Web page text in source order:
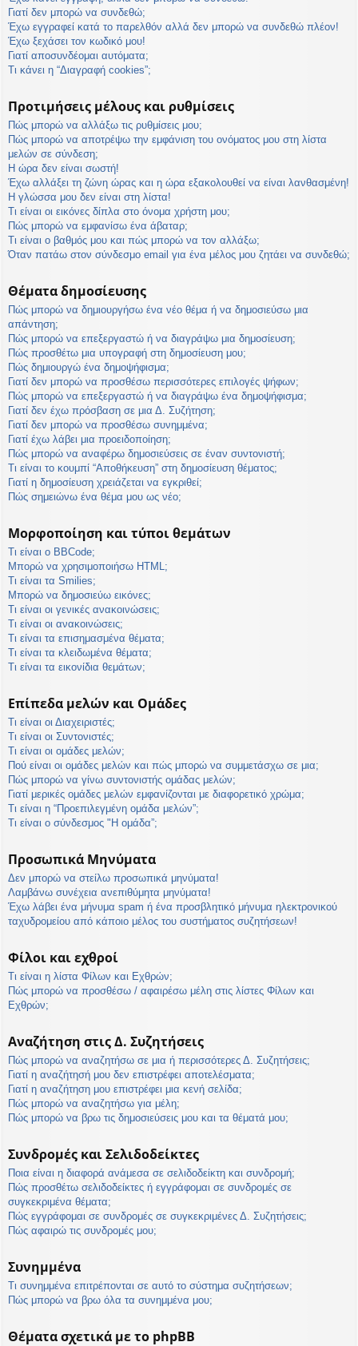
εις
Γιατί δεν μπορώ να συνδεθώ;
Έχω εγγραφεί κατά το παρελθόν αλλά δεν μπορώ να συνδεθώ πλέον!
Έχω ξεχάσει τον κωδικό μου!
Γιατί αποσυνδέομαι αυτόματα;
Τι κάνει η “Διαγραφή cookies”;
Προτιμήσεις μέλους και ρυθμίσεις
Πώς μπορώ να αλλάξω τις ρυθμίσεις μου;
Πώς μπορώ να αποτρέψω την εμφάνιση του ονόματος μου στη λίστα
μελών σε σύνδεση;
Η ώρα δεν είναι σωστή!
Έχω αλλάξει τη ζώνη ώρας και η ώρα εξακολουθεί να είναι λανθασμένη!
Η γλώσσα μου δεν είναι στη λίστα!
Τι είναι οι εικόνες δίπλα στο όνομα χρήστη μου;
Πώς μπορώ να εμφανίσω ένα άβαταρ;
Τι είναι ο βαθμός μου και πώς μπορώ να τον αλλάξω;
Όταν πατάω στον σύνδεσμο email για ένα μέλος μου ζητάει να συνδεθώ;
Θέματα δημοσίευσης
Πώς μπορώ να δημιουργήσω ένα νέο θέμα ή να δημοσιεύσω μια
απάντηση;
Πώς μπορώ να επεξεργαστώ ή να διαγράψω μια δημοσίευση;
Πώς προσθέτω μια υπογραφή στη δημοσίευση μου;
Πώς δημιουργώ ένα δημοψήφισμα;
Γιατί δεν μπορώ να προσθέσω περισσότερες επιλογές ψήφων;
Πώς μπορώ να επεξεργαστώ ή να διαγράψω ένα δημοψήφισμα;
Γιατί δεν έχω πρόσβαση σε μια Δ. Συζήτηση;
Γιατί δεν μπορώ να προσθέσω συνημμένα;
Γιατί έχω λάβει μια προειδοποίηση;
Πώς μπορώ να αναφέρω δημοσιεύσεις σε έναν συντονιστή;
Τι είναι το κουμπί “Αποθήκευση” στη δημοσίευση θέματος;
Γιατί η δημοσίευση χρειάζεται να εγκριθεί;
Πώς σημειώνω ένα θέμα μου ως νέο;
Μορφοποίηση και τύποι θεμάτων
Τι είναι ο BBCode;
Μπορώ να χρησιμοποιήσω HTML;
Τι είναι τα Smilies;
Μπορώ να δημοσιεύω εικόνες;
Τι είναι οι γενικές ανακοινώσεις;
Τι είναι οι ανακοινώσεις;
Τι είναι τα επισημασμένα θέματα;
Τι είναι τα κλειδωμένα θέματα;
Τι είναι τα εικονίδια θεμάτων;
Επίπεδα μελών και Ομάδες
Τι είναι οι Διαχειριστές;
Τι είναι οι Συντονιστές;
Τι είναι οι ομάδες μελών;
Πού είναι οι ομάδες μελών και πώς μπορώ να συμμετάσχω σε μια;
Πώς μπορώ να γίνω συντονιστής ομάδας μελών;
Γιατί μερικές ομάδες μελών εμφανίζονται με διαφορετικό χρώμα;
Τι είναι η “Προεπιλεγμένη ομάδα μελών”;
Τι είναι ο σύνδεσμος "Η ομάδα”;
Προσωπικά Μηνύματα
Δεν μπορώ να στείλω προσωπικά μηνύματα!
Λαμβάνω συνέχεια ανεπιθύμητα μηνύματα!
Έχω λάβει ένα μήνυμα spam ή ένα προσβλητικό μήνυμα ηλεκτρονικού
ταχυδρομείου από κάποιο μέλος του συστήματος συζητήσεων!
Φίλοι και εχθροί
Τι είναι η λίστα Φίλων και Εχθρών;
Πώς μπορώ να προσθέσω / αφαιρέσω μέλη στις λίστες Φίλων και
Εχθρών;
Αναζήτηση στις Δ. Συζητήσεις
Πώς μπορώ να αναζητήσω σε μια ή περισσότερες Δ. Συζητήσεις;
Γιατί η αναζήτησή μου δεν επιστρέφει αποτελέσματα;
Γιατί η αναζήτηση μου επιστρέφει μια κενή σελίδα;
Πώς μπορώ να αναζητήσω για μέλη;
Πώς μπορώ να βρω τις δημοσιεύσεις μου και τα θέματά μου;
Συνδρομές και Σελιδοδείκτες
Ποια είναι η διαφορά ανάμεσα σε σελιδοδείκτη και συνδρομή;
Πώς προσθέτω σελιδοδείκτες ή εγγράφομαι σε συνδρομές σε
συγκεκριμένα θέματα;
Πώς εγγράφομαι σε συνδρομές σε συγκεκριμένες Δ. Συζητήσεις;
Πώς αφαιρώ τις συνδρομές μου;
Συνημμένα
Τι συνημμένα επιτρέπονται σε αυτό το σύστημα συζητήσεων;
Πώς μπορώ να βρω όλα τα συνημμένα μου;
Θέματα σχετικά με το phpBB